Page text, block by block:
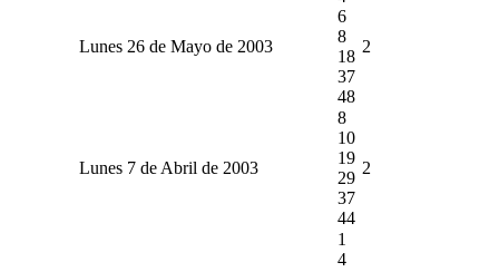
Lunes 26 de Mayo de 2003
6
8
18
37
48
2
Lunes 7 de Abril de 2003
8
10
19
29
37
44
2
1
4